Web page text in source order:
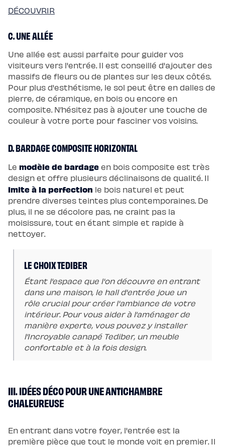
DÉCOUVRIR
C. UNE ALLÉE
Une allée est aussi parfaite pour guider vos
visiteurs vers l'entrée. Il est conseillé d'ajouter des
massifs de fleurs ou de plantes sur les deux côtés.
Pour plus d'esthétisme, le sol peut être en dalles de
pierre, de céramique, en bois ou encore en
composite. N’hésitez pas à ajouter une touche de
couleur à votre porte pour fasciner vos voisins.
D. BARDAGE COMPOSITE HORIZONTAL
Le modèle de bardage en bois composite est très
design et offre plusieurs déclinaisons de qualité. Il
imite à la perfection le bois naturel et peut
prendre diverses teintes plus contemporaines. De
plus, il ne se décolore pas, ne craint pas la
moisissure, tout en étant simple et rapide à
nettoyer.
LE CHOIX TEDIBER
Étant l’espace que l'on découvre en entrant
dans une maison, le hall d'entrée joue un
rôle crucial pour créer l'ambiance de votre
intérieur. Pour vous aider à l’aménager de
manière experte, vous pouvez y installer
l’Incroyable canapé Tediber, un meuble
confortable et à la fois design.
III. IDÉES DÉCO POUR UNE ANTICHAMBRE
CHALEUREUSE
En entrant dans votre foyer, l'entrée est la
première pièce que tout le monde voit en premier. Il